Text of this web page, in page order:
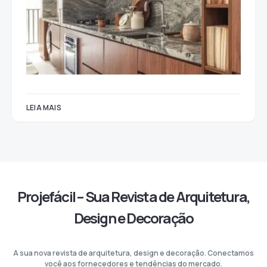
LEIA MAIS
Projefácil – Sua Revista de Arquitetura,
Design e Decoração
A sua nova revista de arquitetura, design e decoração. Conectamos
você aos fornecedores e tendências do mercado.